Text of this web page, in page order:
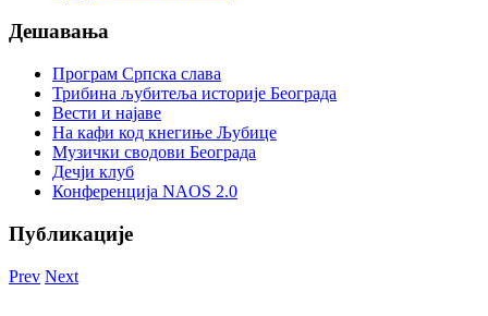
Дешавања
Програм Српска слава
Трибина љубитеља историје Београда
Beсти и најаве
На кафи код кнегиње Љубице
Музички сводови Београда
Дечји клуб
Конференција NAOS 2.0
Публикације
Prev Next